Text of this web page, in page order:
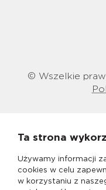
© Wszelkie
Ta strona
Używamy informacji
cookies w celu
w korzystaniu z